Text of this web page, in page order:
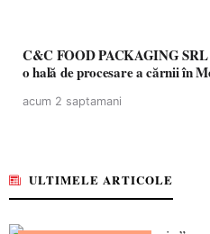
C&C FOOD PACKAGING SRL
o hală de procesare a cărnii în
acum 2 saptamani
ULTIMELE ARTICOLE